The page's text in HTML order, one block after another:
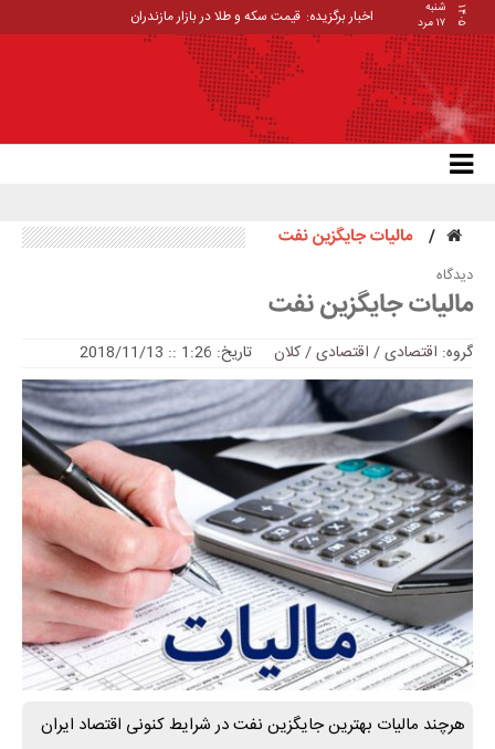
۱۴۰۵
شنبه
۱۷ مرد
اخبار برگزیده: قیمت سکه و طلا در بازار مازندران
مالیات جایگزین نفت
دیدگاه
مالیات جایگزین نفت
گروه: اقتصادی/ اقتصادی / کلان تاریخ: 1:26 :: 2018/11/13
هرچند مالیات بهترین جایگزین نفت در شرایط کنونی اقتصاد ایران